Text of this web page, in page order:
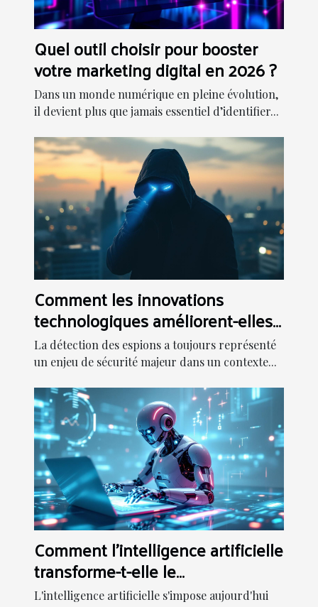
Quel outil choisir pour booster
votre marketing digital en 2026 ?
Dans un monde numérique en pleine évolution,
il devient plus que jamais essentiel d’identifier...
Comment les innovations
technologiques améliorent-elles
la détection d'espions ?
La détection des espions a toujours représenté
un enjeu de sécurité majeur dans un contexte...
Comment l'intelligence artificielle
transforme-t-elle le
développement web ?
L'intelligence artificielle s'impose aujourd'hui